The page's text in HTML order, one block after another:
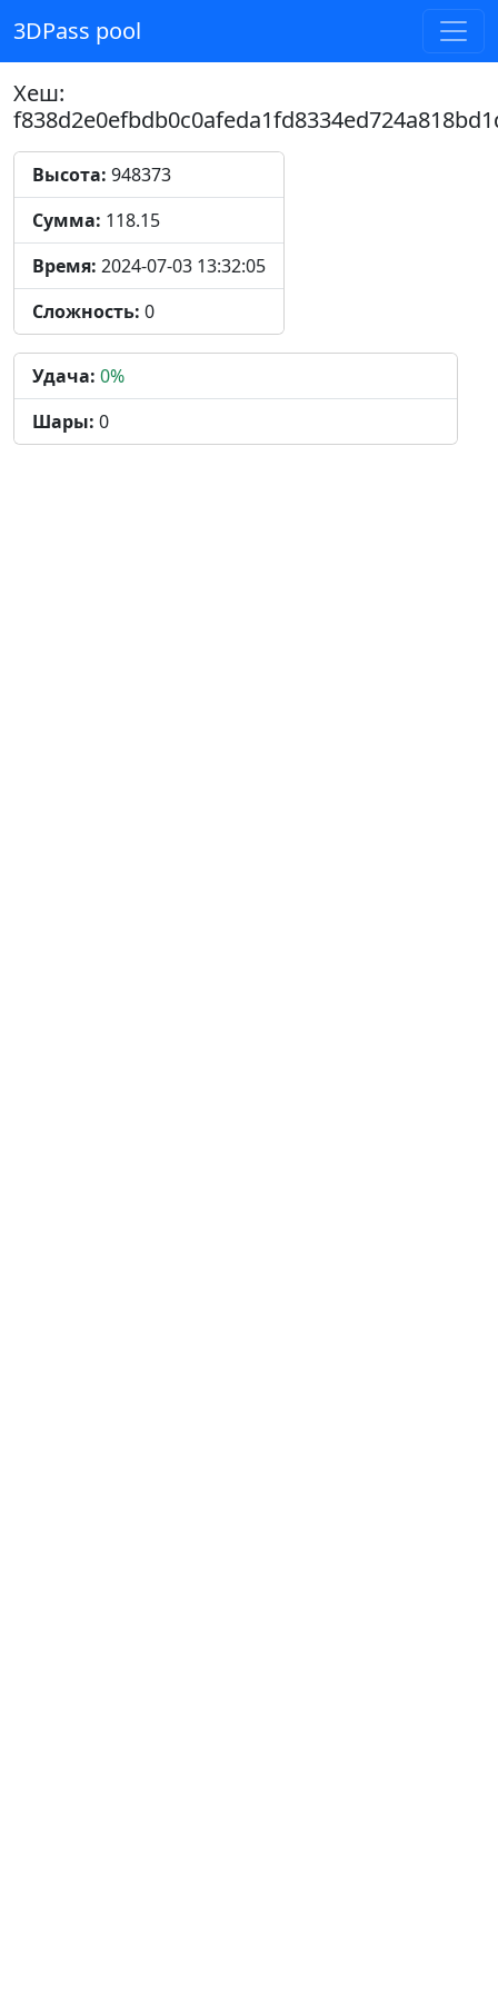
3DPass pool
Хеш:
Высота: 948373
Сумма: 118.15
Время: 2024-07-03 13:32:05
Сложность: 0
Удача: 0%
Шары: 0